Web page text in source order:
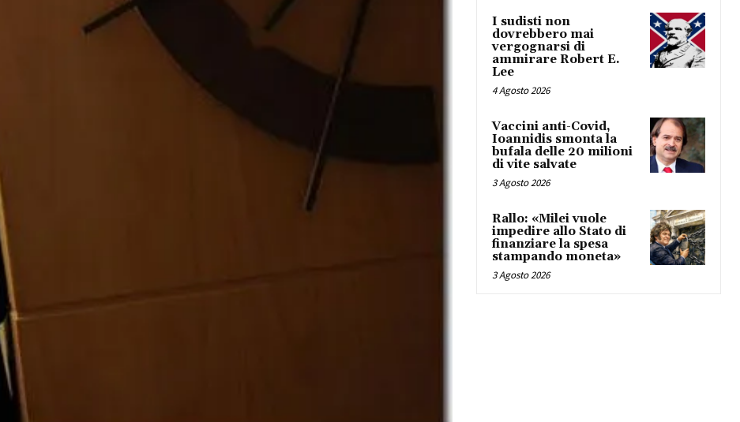
I sudisti non
dovrebbero mai
vergognarsi di
ammirare Robert E.
Lee
4 Agosto 2026
Vaccini anti-Covid,
Ioannidis smonta la
bufala delle 20 milioni
di vite salvate
3 Agosto 2026
Rallo: «Milei vuole
impedire allo Stato di
finanziare la spesa
stampando moneta»
3 Agosto 2026